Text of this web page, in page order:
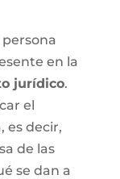
en la
jurídico.
el
es decir,
de las
se dan a